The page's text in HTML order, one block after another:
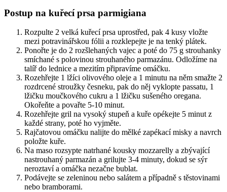
Postup na kuřecí prsa parmigiana
Rozpulte 2 velká kuřecí prsa uprostřed, pak 4 kusy vložte
mezi potravinářskou fólii a rozklepejte je na tenký plátek.
Ponořte je do 2 rozšlehaných vajec a poté do 75 g strouhanky
smíchané s polovinou strouhaného parmazánu. Odložíme na
talíř do lednice a mezitím připravíme omáčku.
Rozehřejte 1 lžíci olivového oleje a 1 minutu na něm smažte 2
rozdrcené stroužky česneku, pak do něj vyklopte passatu, 1
lžičku moučkového cukru a 1 lžičku sušeného oregana.
Okořeňte a povařte 5-10 minut.
Rozehřejte gril na vysoký stupeň a kuře opékejte 5 minut z
každé strany, poté ho vyjměte.
Rajčatovou omáčku nalijte do mělké zapékací misky a navrch
položte kuře.
Na maso rozsypte natrhané kousky mozzarelly a zbývající
nastrouhaný parmazán a grilujte 3-4 minuty, dokud se sýr
neroztaví a omáčka nezačne bublat.
Podávejte se zeleninou nebo salátem a případně s těstovinami
nebo bramborami.